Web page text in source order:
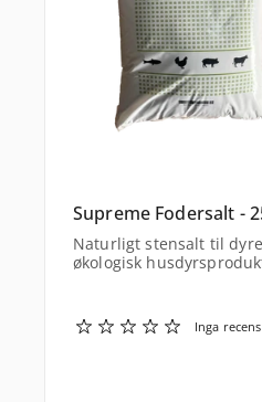
Supreme Fodersalt -
Naturligt stensalt til
økologisk
Inga